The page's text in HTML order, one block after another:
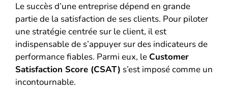
Le succès d’une entreprise dépend en grande
partie de la satisfaction de ses clients. Pour piloter
une stratégie centrée sur le client, il est
indispensable de s’appuyer sur des indicateurs de
performance fiables. Parmi eux, le Customer
Satisfaction Score (CSAT) s’est imposé comme un
incontournable.